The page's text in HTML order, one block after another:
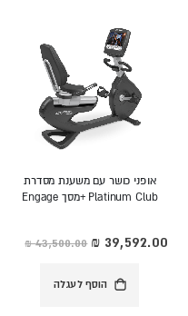
אופני כושר עם משענת מסדרת
Platinum Club +מסך Engage
‏43,500.00 ₪ מחיר
מיוחד
הוסף לעגלה